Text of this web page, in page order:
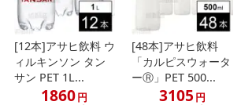
[12本]アサヒ飲料 ウ
ィルキンソン タン
サン PET 1L...
1860円
[48本]アサヒ飲料
「カルピスウォータ
ーⓇ」PET 500...
3105 円